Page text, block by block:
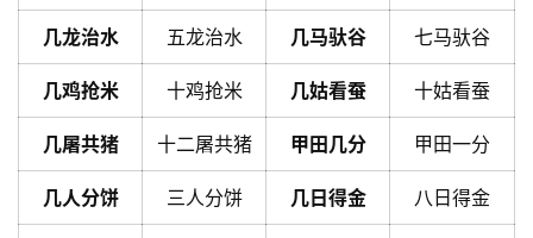
几龙治水 五龙治水 几马驮谷 七马驮谷
几鸡抢米 十鸡抢米 几姑看蚕 十姑看蚕
几屠共猪 十二屠共猪 甲田几分 甲田一分
几人分饼 三人分饼 几日得金 八日得金